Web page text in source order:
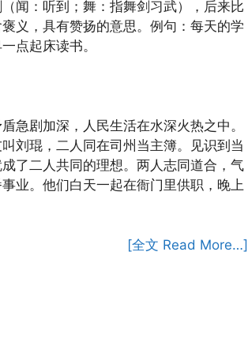
闻：听到；舞：指舞剑习武），后来比
义，具有赞扬的意思。例句：每天的学
点起床读书。
急剧加深，人民生活在水深火热之中。
刘琨，二人同在司州当主簿。见识到当
了二人共同的理想。两人志同道合，气
业。他们白天一起在衙门里供职，晚上
[全文 Read More…]